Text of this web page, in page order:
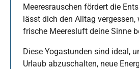
Meeresrauschen fördert die
lässt dich den Alltag vergessen,
frische Meeresluft deine Sinne
Diese Yogastunden sind ideal,
Urlaub abzuschalten, neue